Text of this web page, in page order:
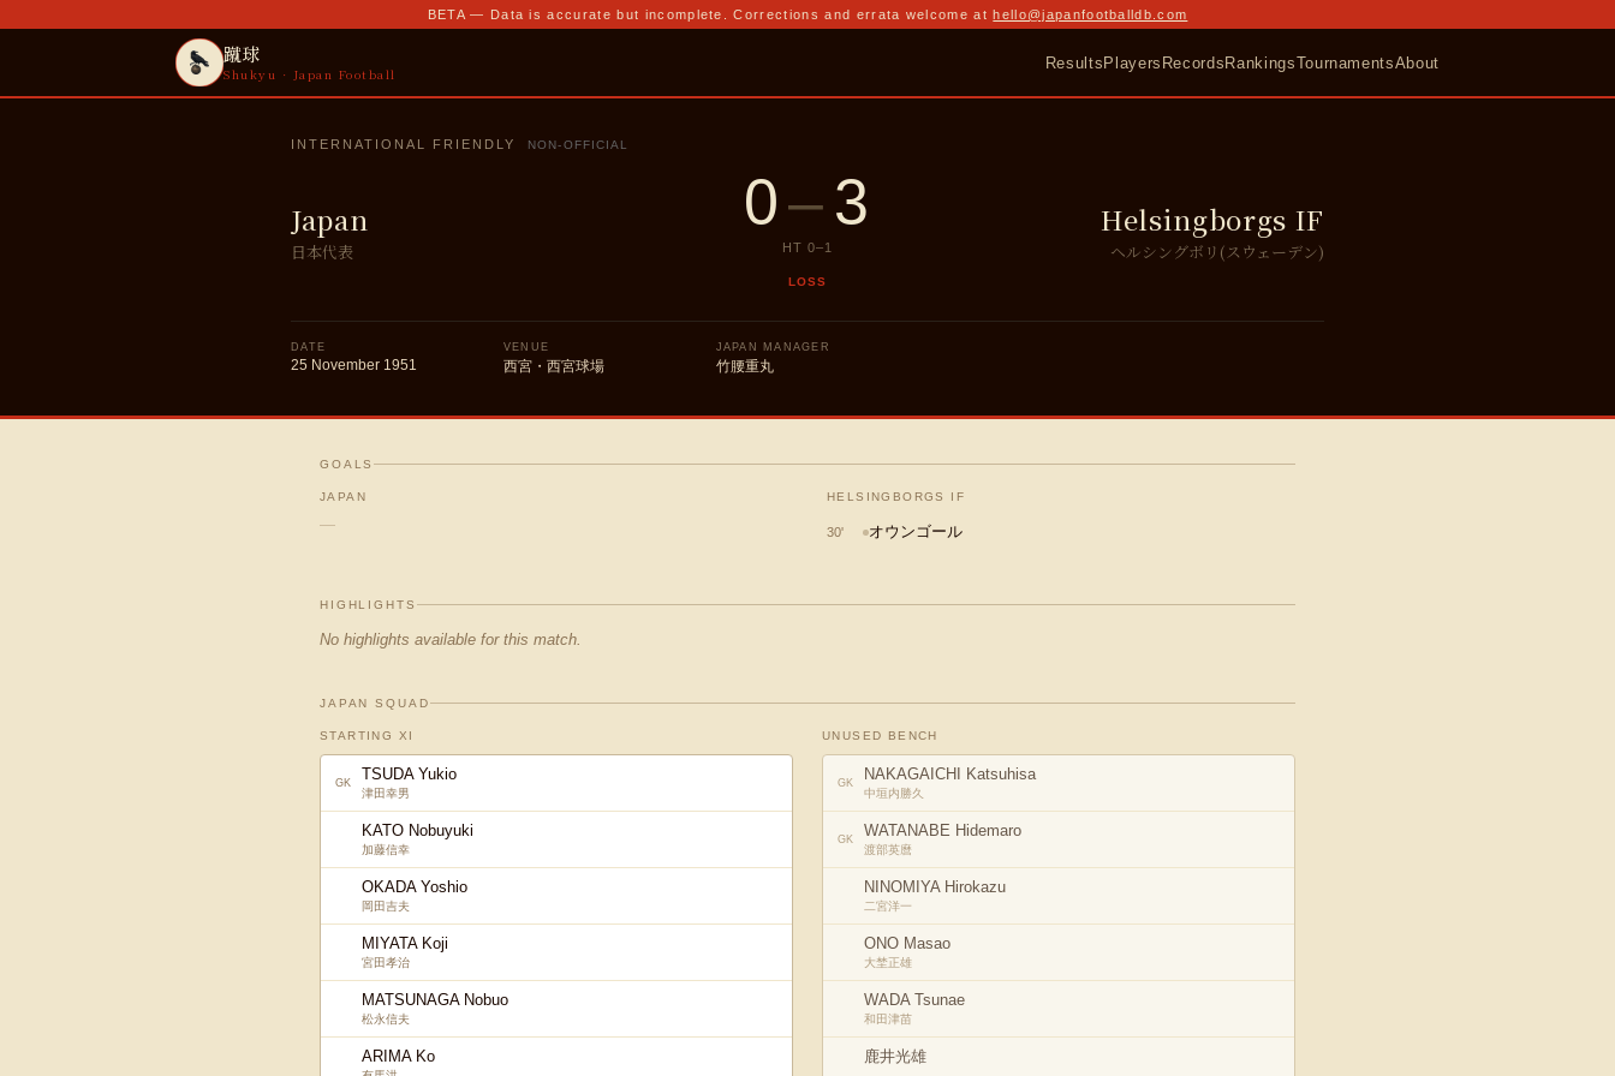
BETA — Data is accurate but incomplete. Corrections and errata welcome at hello@japanfootballdb.com
蹴球
Shukyu · Japan Football
ResultsPlayers RecordsRankingsTournamentsAbout
INTERNATIONAL FRIENDLY NON-OFFICIAL
Japan
日本代表
0–3
HT 0–1
LOSS
Helsingborgs IF
ヘルシングボリ(スウェーデン)
DATE
25 November 1951
VENUE
西宮・西宮球場
JAPAN MANAGER
竹腰重丸
GOALS
JAPAN
—
HELSINGBORGS IF
30' オウンゴール
HIGHLIGHTS
No highlights available for this match.
JAPAN SQUAD
STARTING XI
GK TSUDA Yukio
津田幸男
KATO Nobuyuki
加藤信幸
OKADA Yoshio
岡田吉夫
MIYATA Koji
宮田孝治
MATSUNAGA Nobuo
松永信夫
ARIMA Ko
UNUSED BENCH
GK NAKAGAICHI Katsuhisa
中垣内勝久
GK WATANABE Hidemaro
渡部英麿
NINOMIYA Hirokazu
二宮洋一
ONO Masao
大埜正雄
WADA Tsunae
和田津苗
鹿井光雄